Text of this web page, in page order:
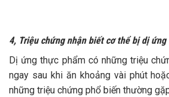
4, Triệu chứng nhận biết cơ thể bị dị ứng
Dị ứng thực phẩm có những triệu
ngay sau khi ăn khoảng vài phút
những triệu chứng phổ biến thường